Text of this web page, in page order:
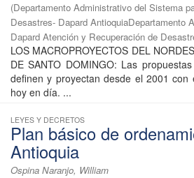
(Departamento Administrativo del Sistema
Desastres- Dapard AntioquiaDepartamento
Dapard Atención y Recuperación de
LOS MACROPROYECTOS DEL
DE SANTO DOMINGO: Las
definen y proyectan desde el 2001 con
hoy en día. ...
LEYES Y DECRETOS
Plan básico de
Antioquia
Ospina Naranjo, William